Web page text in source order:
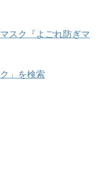
スク『よごれ防ぎマ
」を検索